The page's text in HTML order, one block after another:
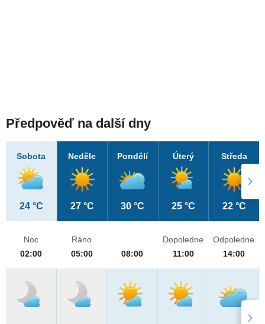
Předpověď na další dny
Sobota
24 °C
Neděle
27 °C
Pondělí
30 °C
Úterý
25 °C
Středa
22 °C
Noc
02:00
Ráno
05:00
08:00
Dopoledne
11:00
Odpoledne
14:00